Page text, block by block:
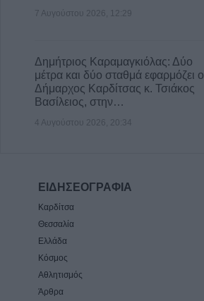
7 Αυγούστου 2026, 12:29
Δημήτριος Καραμαγκιόλας: Δύο
μέτρα και δύο σταθμά εφαρμόζει ο
Δήμαρχος Καρδίτσας κ. Τσιάκος
Βασίλειος, στην…
4 Αυγούστου 2026, 20:34
ΕΙΔΗΣΕΟΓΡΑΦΙΑ
Καρδίτσα
Θεσσαλία
Ελλάδα
Κόσμος
Αθλητισμός
Άρθρα